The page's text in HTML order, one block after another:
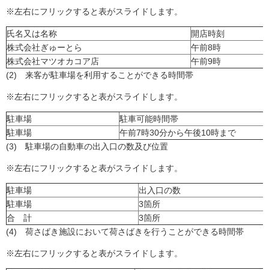
※左右にフリックすると表がスライドします。
氏名又は名称
開店時刻
株式会社ぎゅーとら
午前8時
株式会社マツオカコア店
午前9時
(2) 来客が駐車場を利用することができる時間帯
※左右にフリックすると表がスライドします。
駐車場
駐車可能時間帯
駐車場
午前7時30分から午後10時まで
(3) 駐車場の自動車の出入口の数及び位置
※左右にフリックすると表がスライドします。
駐車場
出入口の数
駐車場
3箇所
合 計
3箇所
(4) 荷さばき施設において荷さばきを行うことができる時間帯
※左右にフリックすると表がスライドします。